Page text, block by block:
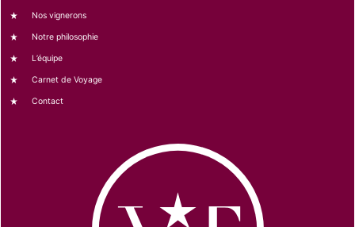
Nos vignerons
Notre philosophie
L’équipe
Carnet de Voyage
Contact